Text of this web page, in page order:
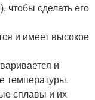
чтобы сделать его
и имеет высокое
и
температуры.
сплавы и их